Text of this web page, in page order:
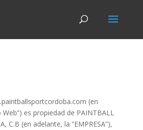
(en
Web”) es propiedad de PAINTBALL
C.B (en adelante, la “EMPRESA”),